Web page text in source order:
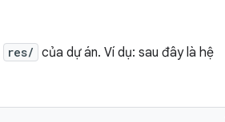
res/ của dự án. Ví dụ: sau đây là hệ